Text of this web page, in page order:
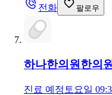
전화 팔로우
하나한의원 한의원
진료 예정 토요일